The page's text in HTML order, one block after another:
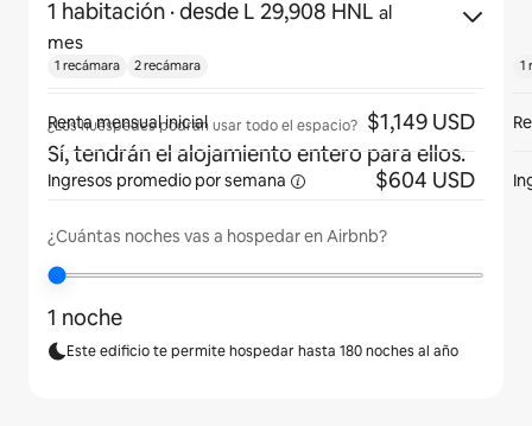
1 habitación · desde L 29,908 HNL al
mes
¿Los huéspedes podrán usar todo el espacio?
Sí, tendrán el alojamiento entero para ellos.
¿Cuántas noches vas a hospedar en Airbnb?
1 noche
Este edificio te permite hospedar hasta 180 noches al año
1 recámara 2 recámara
Renta mensual inicial $1,149 USD
Ingresos promedio porsemana $604 USD
1